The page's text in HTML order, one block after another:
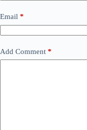
Email *
Add Comment *